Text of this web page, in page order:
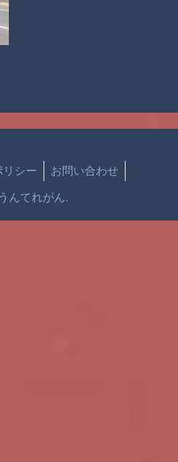
リシー お問い合わせ
んてれがん.